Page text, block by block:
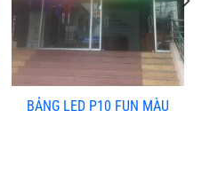
BẢNG LED P10 FUN MÀU